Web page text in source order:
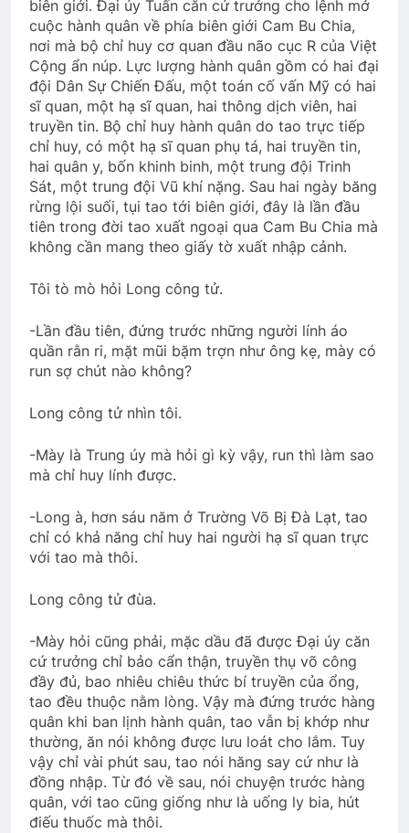
biên giới. Đại úy Tuấn căn cứ trưởng cho lệnh mở
cuộc hành quân về phía biên giới Cam Bu Chia,
nơi mà bộ chỉ huy cơ quan đầu não cục R của Việt
Cộng ẩn núp. Lực lượng hành quân gồm có hai đại
đội Dân Sự Chiến Đấu, một toán cố vấn Mỹ có hai
sĩ quan, một hạ sĩ quan, hai thông dịch viên, hai
truyền tin. Bộ chỉ huy hành quân do tao trực tiếp
chỉ huy, có một hạ sĩ quan phụ tá, hai truyền tin,
hai quân y, bốn khinh binh, một trung đội Trinh
Sát, một trung đội Vũ khí nặng. Sau hai ngày băng
rừng lội suối, tụi tao tới biên giới, đây là lần đầu
tiên trong đời tao xuất ngoại qua Cam Bu Chia mà
không cần mang theo giấy tờ xuất nhập cảnh.
Tôi tò mò hỏi Long công tử.
-Lần đầu tiên, đứng trước những người lính áo
quần rằn ri, mặt mũi bặm trợn như ông kẹ, mày có
run sợ chút nào không?
Long công tử nhìn tôi.
-Mày là Trung úy mà hỏi gì kỳ vậy, run thì làm sao
mà chỉ huy lính được.
-Long à, hơn sáu năm ở Trường Võ Bị Đà Lạt, tao
chỉ có khả năng chỉ huy hai người hạ sĩ quan trực
với tao mà thôi.
Long công tử đùa.
-Mày hỏi cũng phải, mặc dầu đã được Đại úy căn
cứ trưởng chỉ bảo cẩn thận, truyền thụ võ công
đầy đủ, bao nhiêu chiêu thức bí truyền của ổng,
tao đều thuộc nằm lòng. Vậy mà đứng trước hàng
quân khi ban lịnh hành quân, tao vẫn bị khớp như
thường, ăn nói không được lưu loát cho lắm. Tuy
vậy chỉ vài phút sau, tao nói hăng say cứ như là
đồng nhập. Từ đó về sau, nói chuyện trước hàng
quân, với tao cũng giống như là uống ly bia, hút
điếu thuốc mà thôi.